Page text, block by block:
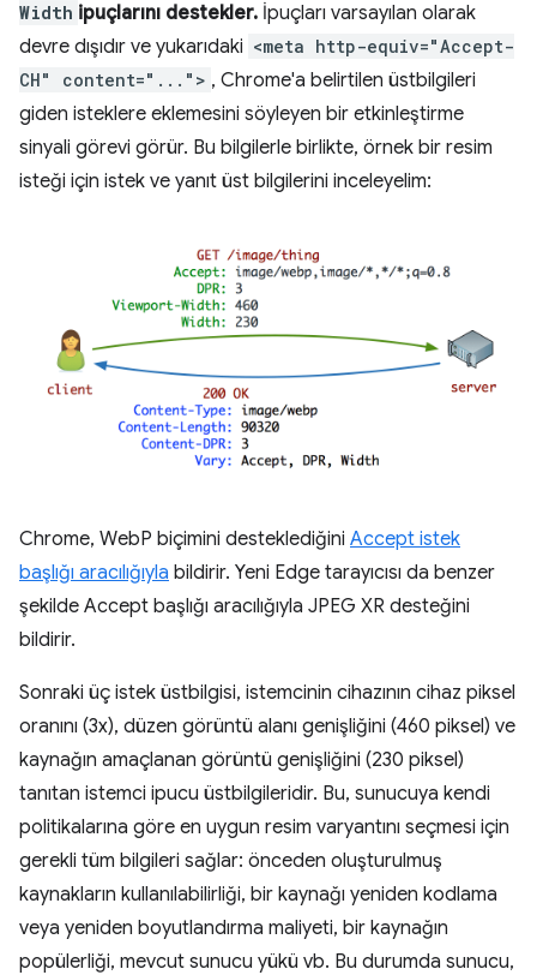
Width ipuçlarını destekler. İpuçları varsayılan olarak
devre dışıdır ve yukarıdaki <meta http-equiv="Accept-
CH" content="..."> , Chrome'a belirtilen üstbilgileri
giden isteklere eklemesini söyleyen bir etkinleştirme
sinyali görevi görür. Bu bilgilerle birlikte, örnek bir resim
isteği için istek ve yanıt üst bilgilerini inceleyelim:
Chrome, WebP biçimini desteklediğini Accept istek
başlığı aracılığıyla bildirir. Yeni Edge tarayıcısı da benzer
şekilde Accept başlığı aracılığıyla JPEG XR desteğini
bildirir.
Sonraki üç istek üstbilgisi, istemcinin cihazının cihaz piksel
oranını (3x), düzen görüntü alanı genişliğini (460 piksel) ve
kaynağın amaçlanan görüntü genişliğini (230 piksel)
tanıtan istemci ipucu üstbilgileridir. Bu, sunucuya kendi
politikalarına göre en uygun resim varyantını seçmesi için
gerekli tüm bilgileri sağlar: önceden oluşturulmuş
kaynakların kullanılabilirliği, bir kaynağı yeniden kodlama
veya yeniden boyutlandırma maliyeti, bir kaynağın
popülerliği, mevcut sunucu yükü vb. Bu durumda sunucu,